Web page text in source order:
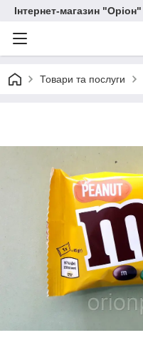
Інтернет-магазин "Оріон"
Товари та послуги